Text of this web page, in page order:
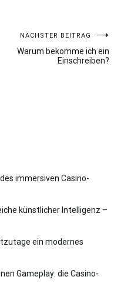
NÄCHSTER BEITRAG
Warum bekomme ich ein
Einschreiben?
immersiven Casino-
künstlicher Intelligenz –
ein modernes
Gameplay: die Casino-